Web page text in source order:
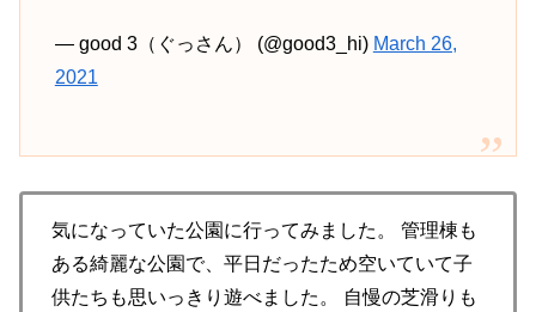
— good 3（ぐっさん） (@good3_hi) March 26,
2021
気になっていた公園に行ってみました。 管理棟も
ある綺麗な公園で、平日だったため空いていて子
供たちも思いっきり遊べました。 自慢の芝滑りも